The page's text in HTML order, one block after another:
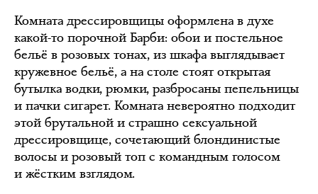
Комната дрессировщицы оформлена в духе
какой-то порочной Барби: обои и постельное
бельё в розовых тонах, из шкафа выглядывает
кружевное бельё, а на столе стоят открытая
бутылка водки, рюмки, разбросаны пепельницы
и пачки сигарет. Комната невероятно подходит
этой брутальной и страшно сексуальной
дрессировщице, сочетающий блондинистые
волосы и розовый топ с командным голосом
и жёстким взглядом.